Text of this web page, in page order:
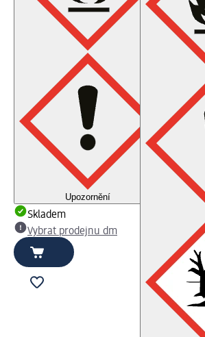
Upozornění
Skladem
Vybrat prodejnu dm